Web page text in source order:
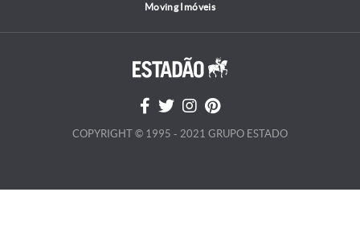
Moving Imóveis
COPYRIGHT © 1995 - 2021 GRUPO ESTADO